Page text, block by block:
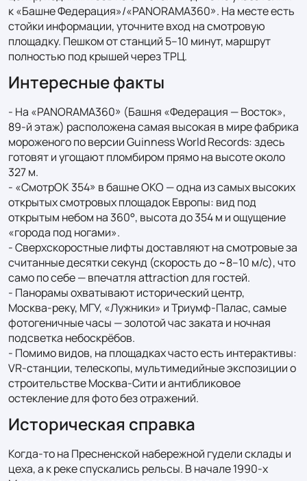
к «Башне Федерация»/«PANORAMA360». На месте есть
стойки информации, уточните вход на смотровую
площадку. Пешком от станций 5–10 минут, маршрут
полностью под крышей через ТРЦ.
Интересные факты
- На «PANORAMA360» (Башня «Федерация — Восток»,
89‑й этаж) расположена самая высокая в мире фабрика
мороженого по версии Guinness World Records: здесь
готовят и угощают пломбиром прямо на высоте около
327 м.
- «СмотрОК 354» в башне ОКО — одна из самых высоких
открытых смотровых площадок Европы: вид под
открытым небом на 360°, высота до 354 м и ощущение
«города под ногами».
- Сверхскоростные лифты доставляют на смотровые за
считанные десятки секунд (скорость до ~8–10 м/с), что
само по себе — впечатля attraction для гостей.
- Панорамы охватывают исторический центр,
Москва‑реку, МГУ, «Лужники» и Триумф‑Палас, самые
фотогеничные часы — золотой час заката и ночная
подсветка небоскрёбов.
- Помимо видов, на площадках часто есть интерактивы:
VR‑станции, телескопы, мультимедийные экспозиции о
строительстве Москва‑Сити и антибликовое
остекление для фото без отражений.
Историческая справка
Когда-то на Пресненской набережной гудели склады и
цеха, а к реке спускались рельсы. В начале 1990‑х